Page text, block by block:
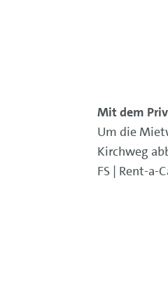
Mit dem
Um die
Kirchweg
FS | Rent-a-